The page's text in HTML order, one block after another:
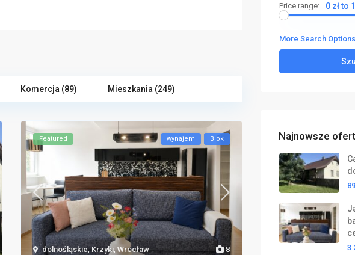
Komercja (89) Mieszkania (249)
8
dolnośląskie,Krzyki,Wrocław
Featured wynajem Blok
Price range: 0 zł to
More Search Options
Najnowsze
3